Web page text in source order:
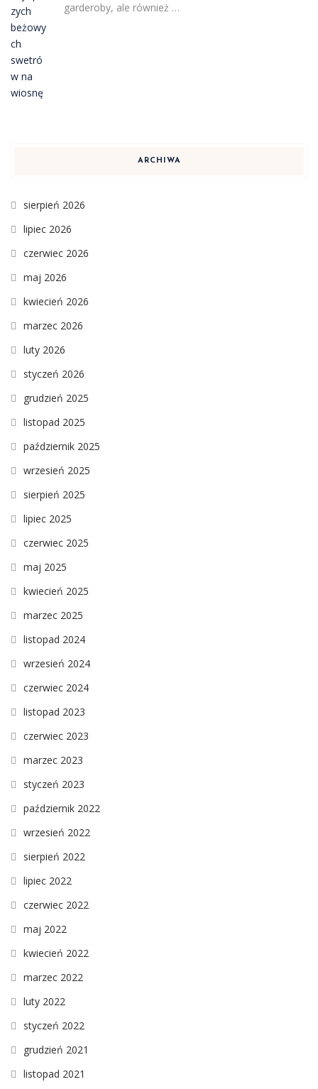
garderoby, ale również …
ARCHIWA
sierpień 2026
lipiec 2026
czerwiec 2026
maj 2026
kwiecień 2026
marzec 2026
luty 2026
styczeń 2026
grudzień 2025
listopad 2025
październik 2025
wrzesień 2025
sierpień 2025
lipiec 2025
czerwiec 2025
maj 2025
kwiecień 2025
marzec 2025
listopad 2024
wrzesień 2024
czerwiec 2024
listopad 2023
czerwiec 2023
marzec 2023
styczeń 2023
październik 2022
wrzesień 2022
sierpień 2022
lipiec 2022
czerwiec 2022
maj 2022
kwiecień 2022
marzec 2022
luty 2022
styczeń 2022
grudzień 2021
listopad 2021